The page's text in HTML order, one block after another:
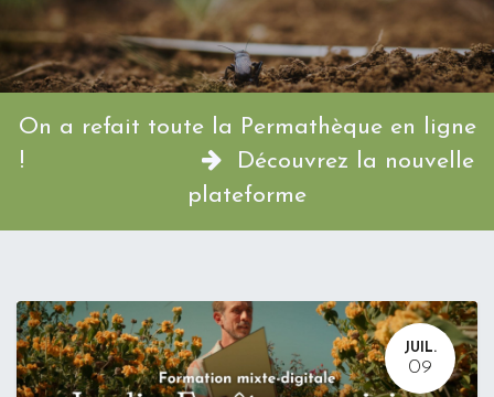
On a refait toute la Permathèque en ligne
!
Découvrez la nouvelle
plateforme
JUIL.
09